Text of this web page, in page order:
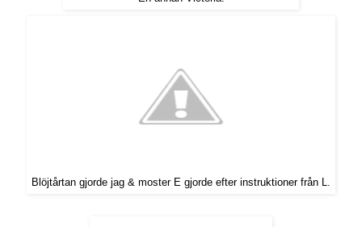
Blöjtårtan gjorde jag & moster E gjorde efter instruktioner från L.